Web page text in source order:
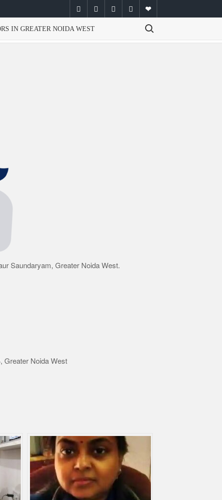
facebooktwitterinstagram
youtubeemail
IN GREATER NOIDA WEST Search for:
Saundaryam, Greater Noida West.
Greater Noida West